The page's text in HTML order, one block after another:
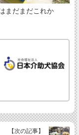
まだまだこれか
【次の記事】